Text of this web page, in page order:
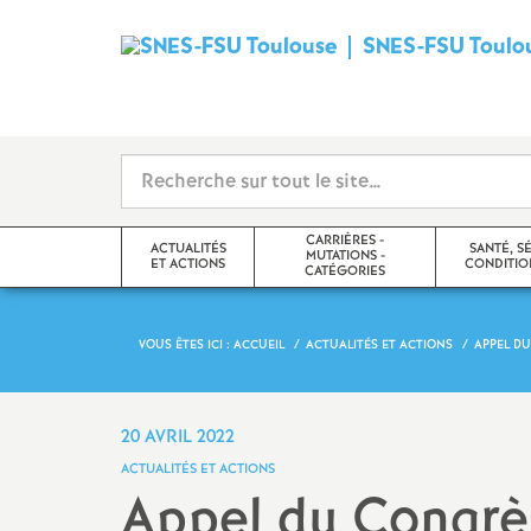
SNES-FSU
ACTUALITÉS
ET ACTIONS
Actualités académiques
Pétitions en cours
CARRIÈRES -
MUTATIONS -
CATÉGORIES
Retraites
SANTÉ,
VOUS ÊTES ICI : ACCUEIL ACTUALITÉS ET ACTIONS APPEL
20 AVRIL 2022
ACTUALITÉS ET ACTIONS